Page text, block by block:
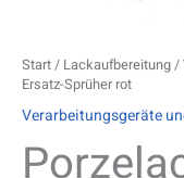
Start/ Lackaufbereitung/
Ersatz-Sprüher rot
Verarbeitungsgeräte